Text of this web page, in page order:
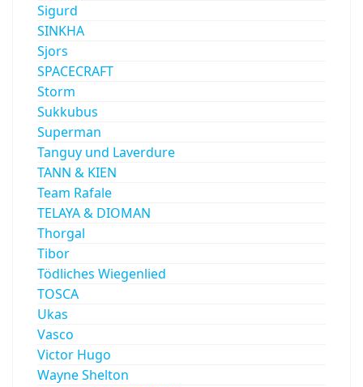
Sigurd
SINKHA
Sjors
SPACECRAFT
Storm
Sukkubus
Superman
Tanguy und Laverdure
TANN & KIEN
Team Rafale
TELAYA & DIOMAN
Thorgal
Tibor
Tödliches Wiegenlied
TOSCA
Ukas
Vasco
Victor Hugo
Wayne Shelton